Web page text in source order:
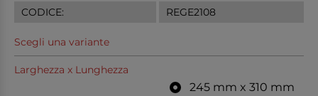
CODICE:
REGE2108
Scegli una variante
Larghezza x Lunghezza
245 mm x 310 mm